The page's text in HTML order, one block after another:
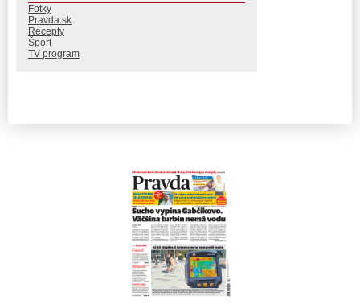
Fotky
Pravda.sk
Recepty
Šport
TV program